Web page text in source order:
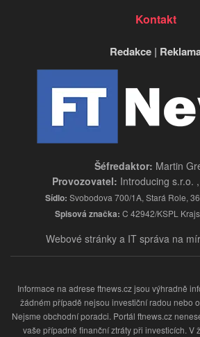
Kontakt
Redakce |
Šéfredaktor: Martin
Provozovatel: Introducing s.r.o.
Sídlo: Svobodova 700/1A, Stará Role,
Spisová značka: C 42942/KSPL
Webové stránky a IT správa na
Informace na adrese ftnews.cz jsou výhradně
žádném případě nejsou investiční radou nebo
Nejsme obchodní poradci. Portál ftnews.cz
vaše případně finanční ztráty při investicích. V